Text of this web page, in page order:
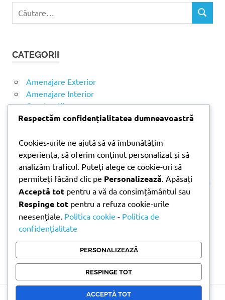
ă
u
p
ă
C
CATEGORII
Amenajare Exterior
Amenajare Interior
Construcții
Noutăți
ARTICOLE RECENTE
Parchet laminat sau SPC? Diferențele care contează
Materiale pentru zidărie – avantajele fiecărei soluții
și când se folosesc
Ghid practic pentru alegerea vopselei lavabile
pentru fiecare încăpere
Produse indispensabile pentru lucrările de
întreținere din timpul verii
Respectăm confidențialitatea dumneavoastră
Cookies-urile ne ajută să vă îmbunătățim
experiența, să oferim conținut personalizat și să
analizăm traficul. Puteți alege ce cookie-uri să
permiteți făcând clic pe Personalizează . Apăsați
Acceptă tot pentru a vă da consimțământul sau
Respinge tot pentru a refuza cookie-urile
neesențiale. Politica cookie - Politica de
confidențialitate
PERSONALIZEAZĂ
RESPINGE TOT
ACCEPTĂ TOT